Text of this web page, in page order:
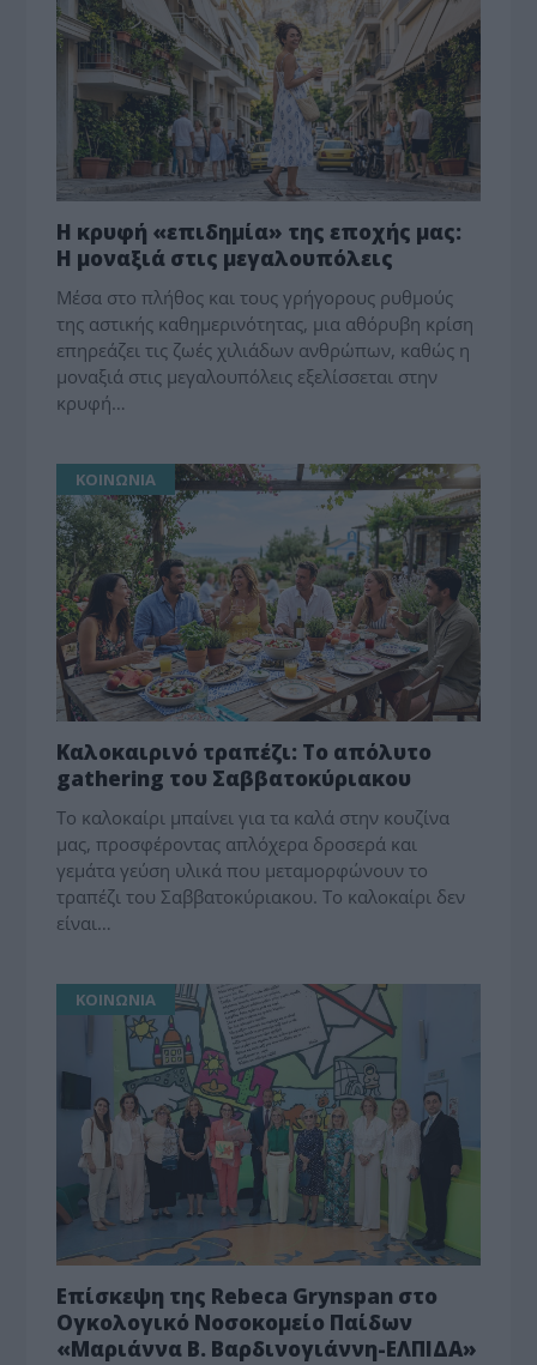
Η κρυφή «επιδημία» της εποχής μας:
Η μοναξιά στις μεγαλουπόλεις
Μέσα στο πλήθος και τους γρήγορους ρυθμούς
της αστικής καθημερινότητας, μια αθόρυβη κρίση
επηρεάζει τις ζωές χιλιάδων ανθρώπων, καθώς η
μοναξιά στις μεγαλουπόλεις εξελίσσεται στην
κρυφή…
ΚΟΙΝΩΝΙΑ
Καλοκαιρινό τραπέζι: Το απόλυτο
gathering του Σαββατοκύριακου
Το καλοκαίρι μπαίνει για τα καλά στην κουζίνα
μας, προσφέροντας απλόχερα δροσερά και
γεμάτα γεύση υλικά που μεταμορφώνουν το
τραπέζι του Σαββατοκύριακου. Το καλοκαίρι δεν
είναι…
ΚΟΙΝΩΝΙΑ
Επίσκεψη της Rebeca Grynspan στο
Ογκολογικό Νοσοκομείο Παίδων
«Μαριάννα Β. Βαρδινογιάννη-ΕΛΠΙΔΑ»